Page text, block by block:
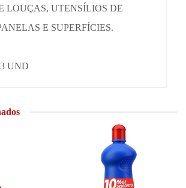
LOUÇAS, UTENSÍLIOS DE
E SUPERFÍCIES.
UND